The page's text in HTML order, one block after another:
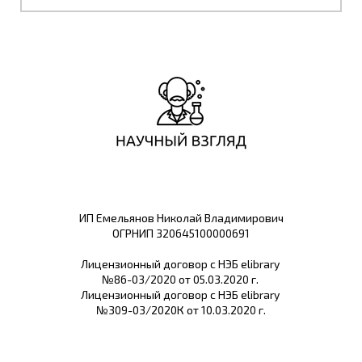
ИП Емельянов Николай Владимирович
ОГРНИП 320645100000691
Лицензионный договор с НЭБ elibrary
№86-03/2020 от 05.03.2020 г.
Лицензионный договор с НЭБ elibrary
№309-03/2020К от 10.03.2020 г.